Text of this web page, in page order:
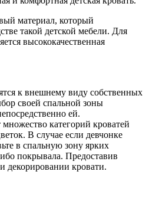
материал, который
такой детской мебели. Для
высококачественная
к внешнему виду собственных
своей спальной зоны
ей.
категорий кроватей
В случае если девчонке
в спальную зону ярких
покрывала. Предоставив
декорировании кровати.